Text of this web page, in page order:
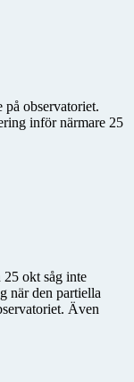
på observatoriet.
inför närmare 25
okt såg inte
när den partiella
Även